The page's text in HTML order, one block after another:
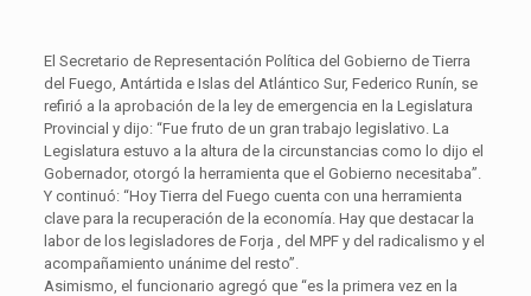
El Secretario de Representación Política del Gobierno de Tierra
del Fuego, Antártida e Islas del Atlántico Sur, Federico Runín, se
refirió a la aprobación de la ley de emergencia en la Legislatura
Provincial y dijo: “Fue fruto de un gran trabajo legislativo. La
Legislatura estuvo a la altura de la circunstancias como lo dijo el
Gobernador, otorgó la herramienta que el Gobierno necesitaba”.
Y continuó: “Hoy Tierra del Fuego cuenta con una herramienta
clave para la recuperación de la economía. Hay que destacar la
labor de los legisladores de Forja , del MPF y del radicalismo y el
acompañamiento unánime del resto”.
Asimismo, el funcionario agregó que “es la primera vez en la